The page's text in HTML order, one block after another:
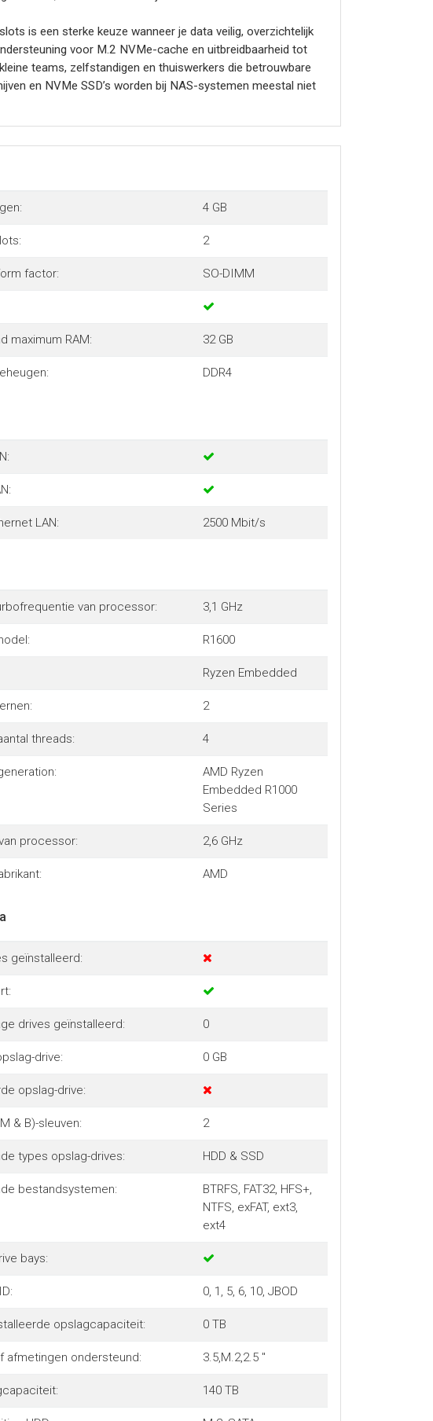
is een sterke keuze wanneer je data veilig, overzichtelijk
voor M.2 NVMe-cache en uitbreidbaarheid tot
teams, zelfstandigen en thuiswerkers die betrouwbare
en NVMe SSD’s worden bij NAS-systemen meestal niet
4 GB
2
factor: SO-DIMM
maximum RAM: 32 GB
DDR4
LAN: 2500 Mbit/s
van processor: 3,1 GHz
R1600
Ryzen Embedded
2
threads: 4
AMD Ryzen
Embedded R1000
Series
processor: 2,6 GHz
AMD
geïnstalleerd:
drives geïnstalleerd: 0
drive: 0 GB
opslag-drive:
& B)-sleuven: 2
types opslag-drives: HDD & SSD
bestandsystemen:
BTRFS, FAT32, HFS+,
NTFS, exFAT, ext3,
ext4
bays:
0, 1, 5, 6, 10, JBOD
opslagcapaciteit: 0 TB
afmetingen ondersteund: 3.5,M.2,2.5 "
140 TB